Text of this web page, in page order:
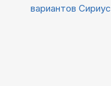
вариантов Сириус